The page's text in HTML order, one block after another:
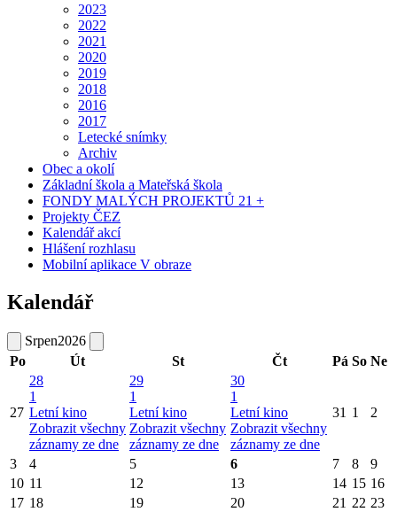
2023
2022
2021
2020
2019
2018
2016
2017
Letecké snímky
Archiv
Obec a okolí
Základní škola a Mateřská škola
FONDY MALÝCH PROJEKTŮ 21 +
Projekty ČEZ
Kalendář akcí
Hlášení rozhlasu
Mobilní aplikace V obraze
Kalendář
Srpen2026
Po
Út St Čt Pá So Ne
27
28
1
Letní kino
Zobrazit všechny
záznamy ze dne
29
1
Letní kino
Zobrazit všechny
záznamy ze dne
30
1
Letní kino
Zobrazit všechny
záznamy ze dne
31 1 2
3 4 5 6 7 8
9
10 11 12 13 14 15 16
17 18 19 20 21 22 23